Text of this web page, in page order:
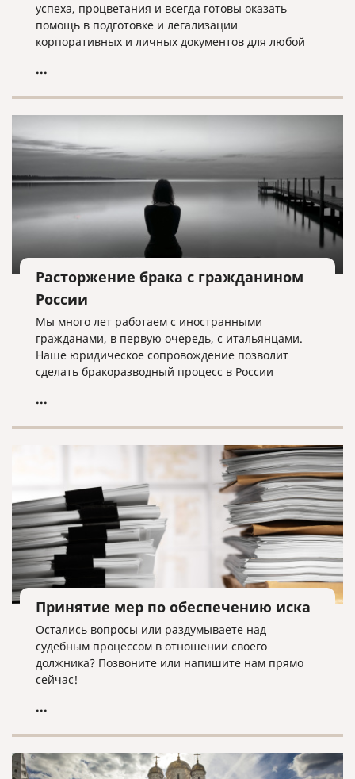
успеха, процветания и всегда готовы оказать
помощь в подготовке и легализации
корпоративных и личных документов для любой
...
Расторжение брака с гражданином
России
Мы много лет работаем с иностранными
гражданами, в первую очередь, с итальянцами.
Наше юридическое сопровождение позволит
сделать бракоразводный процесс в России
...
Принятие мер по обеспечению иска
Остались вопросы или раздумываете над
судебным процессом в отношении своего
должника? Позвоните или напишите нам прямо
сейчас!
...